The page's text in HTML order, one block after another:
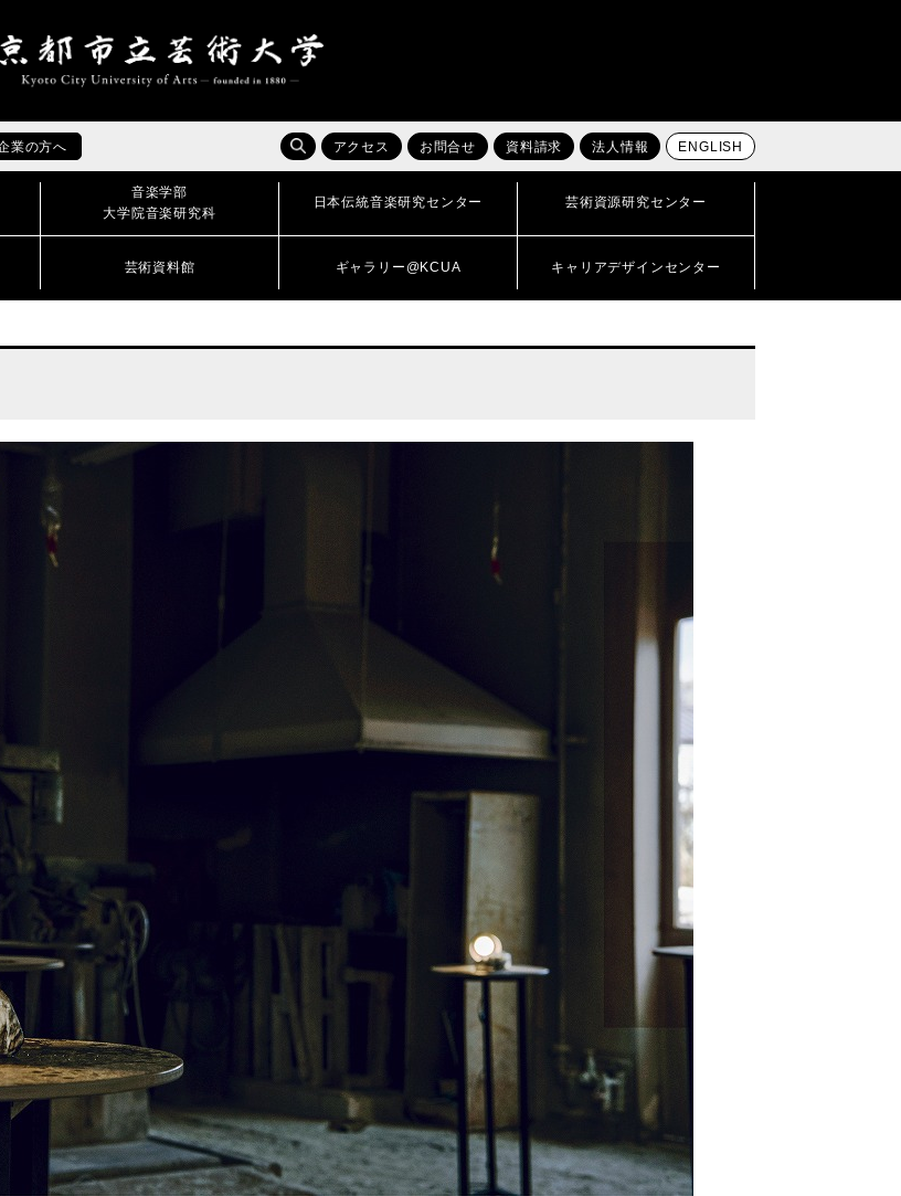
業の方へ アクセス お問合せ 資料請求 法人情報 ENGLISH
音楽学部
大学院音楽研究科
日本伝統音楽研究センター 芸術資源研究センター
芸術資料館 ギャラリー@KCUA キャリアデザインセンター